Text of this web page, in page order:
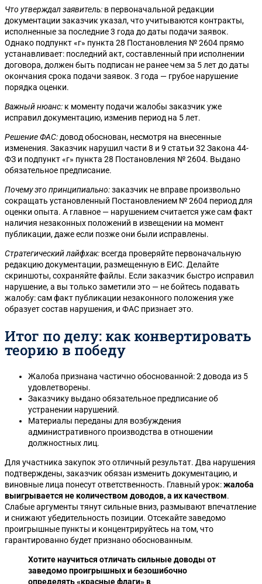
Что утверждал заявитель: в первоначальной редакции
документации заказчик указал, что учитываются контракты,
исполненные за последние 3 года до даты подачи заявок.
Однако подпункт «г» пункта 28 Постановления № 2604 прямо
устанавливает: последний акт, составленный при исполнении
договора, должен быть подписан не ранее чем за 5 лет до даты
окончания срока подачи заявок. 3 года — грубое нарушение
порядка оценки.
Важный нюанс: к моменту подачи жалобы заказчик уже
исправил документацию, изменив период на 5 лет.
Решение ФАС: довод обоснован, несмотря на внесенные
изменения. Заказчик нарушил части 8 и 9 статьи 32 Закона 44-
ФЗ и подпункт «г» пункта 28 Постановления № 2604. Выдано
обязательное предписание.
Почему это принципиально:заказчик не вправе произвольно
сокращать установленный Постановлением № 2604 период для
оценки опыта. А главное — нарушением считается уже сам факт
наличия незаконных положений в извещении на момент
публикации, даже если позже они были исправлены.
Стратегический лайфхак: всегда проверяйте первоначальную
редакцию документации, размещенную в ЕИС. Делайте
скриншоты, сохраняйте файлы. Если заказчик быстро исправил
нарушение, а вы только заметили это — не бойтесь подавать
жалобу: сам факт публикации незаконного положения уже
образует состав нарушения, и ФАС признает это.
Итог по делу: как конвертировать
теорию в победу
Жалоба признана частично обоснованной: 2 довода из 5
удовлетворены.
Заказчику выдано обязательное предписание об
устранении нарушений.
Материалы переданы для возбуждения
административного производства в отношении
должностных лиц.
Для участника закупок это отличный результат. Два нарушения
подтверждены, заказчик обязан изменить документацию, и
виновные лица понесут ответственность. Главный урок:жалоба
выигрывается не количеством доводов, а их качеством.
Слабые аргументы тянут сильные вниз, размывают впечатление
и снижают убедительность позиции. Отсекайте заведомо
проигрышные пункты и концентрируйтесь на том, что
гарантированно будет признано обоснованным.
Хотите научиться отличать сильные доводы от
заведомо проигрышных и безошибочно
определять «красные флаги» в